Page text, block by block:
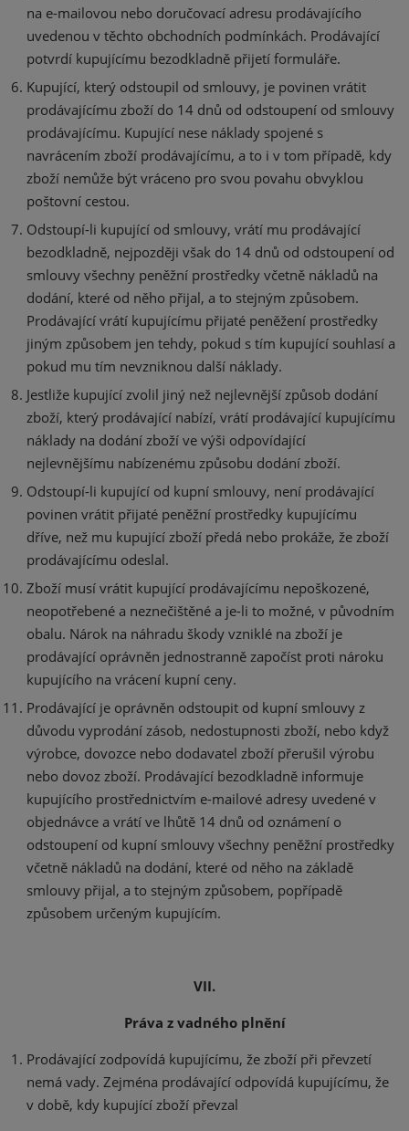
na e-mailovou nebo doručovací adresu prodávajícího
uvedenou v těchto obchodních podmínkách. Prodávající
potvrdí kupujícímu bezodkladně přijetí formuláře.
Kupující, který odstoupil od smlouvy, je povinen vrátit
prodávajícímu zboží do 14 dnů od odstoupení od smlouvy
prodávajícímu. Kupující nese náklady spojené s
navrácením zboží prodávajícímu, a to i v tom případě, kdy
zboží nemůže být vráceno pro svou povahu obvyklou
poštovní cestou.
Odstoupí-li kupující od smlouvy, vrátí mu prodávající
bezodkladně, nejpozději však do 14 dnů od odstoupení od
smlouvy všechny peněžní prostředky včetně nákladů na
dodání, které od něho přijal, a to stejným způsobem.
Prodávající vrátí kupujícímu přijaté peněžení prostředky
jiným způsobem jen tehdy, pokud s tím kupující souhlasí a
pokud mu tím nevzniknou další náklady.
Jestliže kupující zvolil jiný než nejlevnější způsob dodání
zboží, který prodávající nabízí, vrátí prodávající kupujícímu
náklady na dodání zboží ve výši odpovídající
nejlevnějšímu nabízenému způsobu dodání zboží.
Odstoupí-li kupující od kupní smlouvy, není prodávající
povinen vrátit přijaté peněžní prostředky kupujícímu
dříve, než mu kupující zboží předá nebo prokáže, že zboží
prodávajícímu odeslal.
Zboží musí vrátit kupující prodávajícímu nepoškozené,
neopotřebené a neznečištěné a je-li to možné, v původním
obalu. Nárok na náhradu škody vzniklé na zboží je
prodávající oprávněn jednostranně započíst proti nároku
kupujícího na vrácení kupní ceny.
Prodávající je oprávněn odstoupit od kupní smlouvy z
důvodu vyprodání zásob, nedostupnosti zboží, nebo když
výrobce, dovozce nebo dodavatel zboží přerušil výrobu
nebo dovoz zboží. Prodávající bezodkladně informuje
kupujícího prostřednictvím e-mailové adresy uvedené v
objednávce a vrátí ve lhůtě 14 dnů od oznámení o
odstoupení od kupní smlouvy všechny peněžní prostředky
včetně nákladů na dodání, které od něho na základě
smlouvy přijal, a to stejným způsobem, popřípadě
způsobem určeným kupujícím.
VII.
Práva z vadného plnění
Prodávající zodpovídá kupujícímu, že zboží při převzetí
nemá vady. Zejména prodávající odpovídá kupujícímu, že
v době, kdy kupující zboží převzal